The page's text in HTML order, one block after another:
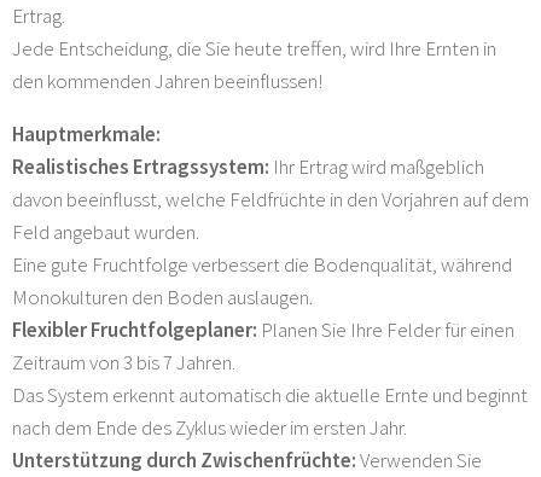
Ertrag.
Jede Entscheidung, die Sie heute treffen, wird Ihre Ernten in
den kommenden Jahren beeinflussen!
Hauptmerkmale:
Realistisches Ertragssystem: Ihr Ertrag wird maßgeblich
davon beeinflusst, welche Feldfrüchte in den Vorjahren auf dem
Feld angebaut wurden.
Eine gute Fruchtfolge verbessert die Bodenqualität, während
Monokulturen den Boden auslaugen.
Flexibler Fruchtfolgeplaner: Planen Sie Ihre Felder für einen
Zeitraum von 3 bis 7 Jahren.
Das System erkennt automatisch die aktuelle Ernte und beginnt
nach dem Ende des Zyklus wieder im ersten Jahr.
Unterstützung durch Zwischenfrüchte:Verwenden Sie